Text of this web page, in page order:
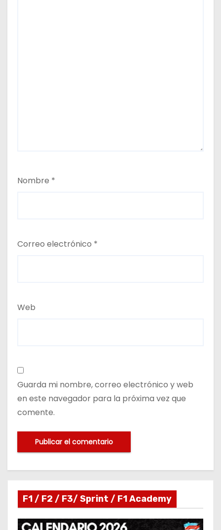
Nombre *
Correo electrónico *
Web
Guarda mi nombre, correo electrónico y web
en este navegador para la próxima vez que
comente.
F1 / F2 / F3/ Sprint / F1 Academy